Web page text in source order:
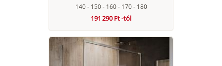
140 - 150 - 160 - 170 - 180
191 290 Ft -tól